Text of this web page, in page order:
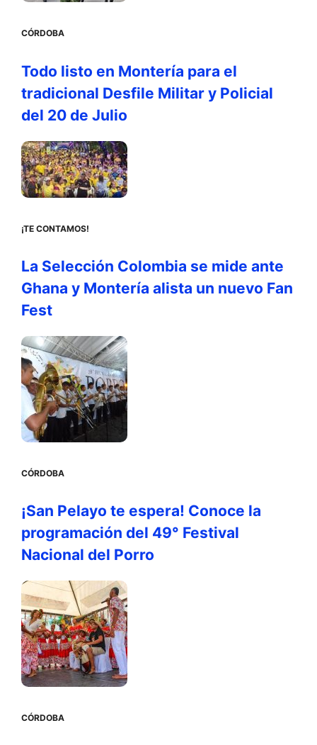
CÓRDOBA
Todo listo en Montería para el
tradicional Desfile Militar y Policial
del 20 de Julio
¡TE CONTAMOS!
La Selección Colombia se mide ante
Ghana y Montería alista un nuevo Fan
Fest
CÓRDOBA
¡San Pelayo te espera! Conoce la
programación del 49° Festival
Nacional del Porro
CÓRDOBA